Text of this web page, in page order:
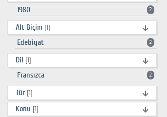
1980 2
Alt Biçim [1]
Edebiyat 2
Dil [1]
Fransızca 2
Tür [1]
Konu [1]